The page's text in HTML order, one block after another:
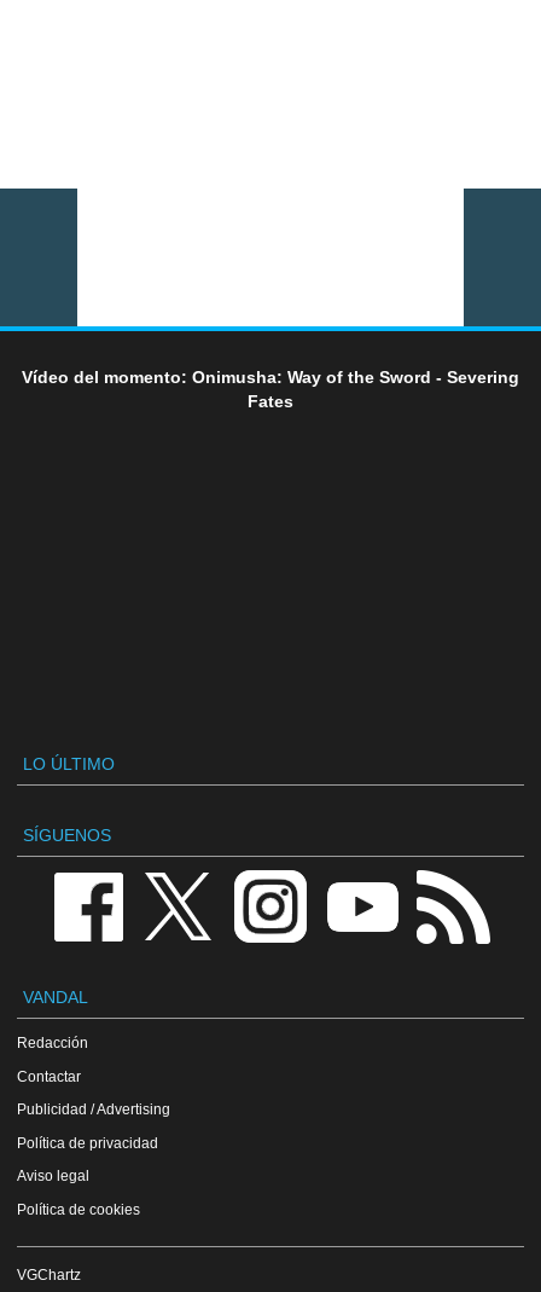
Vídeo del momento: Onimusha: Way of the Sword - Severing
Fates
LO ÚLTIMO
SÍGUENOS
VANDAL
Redacción
Contactar
Publicidad / Advertising
Política de privacidad
Aviso legal
Política de cookies
VGChartz